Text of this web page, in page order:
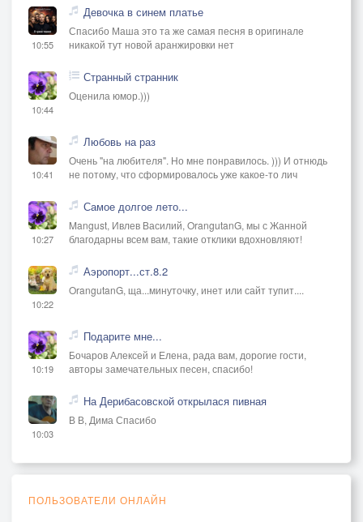
10:55
Девочка в синем платье
Спасибо Маша это та же самая песня в оригинале
никакой тут новой аранжировки нет
10:44
Странный странник
Оценила юмор.)))
10:41
Любовь на раз
Очень "на любителя". Но мне понравилось. ))) И отнюдь
не потому, что сформировалось уже какое-то лич
10:27
Самое долгое лето...
Mangust, Ивлев Василий, OrangutanG, мы с Жанной
благодарны всем вам, такие отклики вдохновляют!
10:22
Аэропорт...ст.8.2
OrangutanG, ща...минуточку, инет или сайт тупит....
10:19
Подарите мне...
Бочаров Алексей и Елена, рада вам, дорогие гости,
авторы замечательных песен, спасибо!
10:03
На Дерибасовской открылася пивная
В В, Дима Спасибо
ПОЛЬЗОВАТЕЛИ ОНЛАЙН